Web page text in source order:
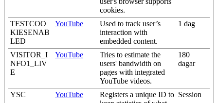
cookies.
TESTCOO
KIESENAB
LED
YouTube
Used to track user’s
interaction with
embedded content.
1 dag
VISITOR_I
NFO1_LIV
E
YouTube
Tries to estimate the
users' bandwidth on
pages with integrated
YouTube videos.
180
dagar
YSC YouTube
Registers a unique ID to Session